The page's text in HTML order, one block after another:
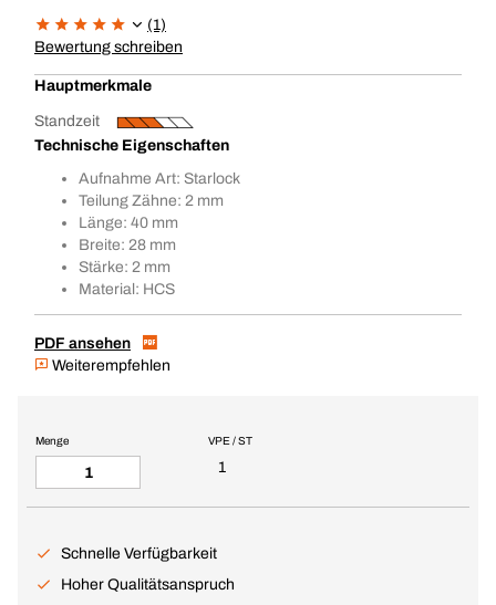
(1)
Bewertung schreiben
Hauptmerkmale
Standzeit
Technische Eigenschaften
Aufnahme Art: Starlock
Teilung Zähne: 2 mm
Länge: 40 mm
Breite: 28 mm
Stärke: 2 mm
Material: HCS
PDF ansehen
Weiterempfehlen
VPE / ST
1
Menge
Schnelle Verfügbarkeit
Hoher Qualitätsanspruch